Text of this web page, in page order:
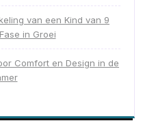
van een Kind van 9
in Groei
Comfort en Design in de